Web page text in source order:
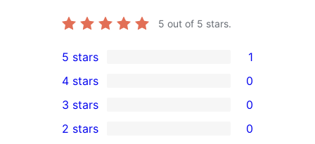
5 out of 5 stars.
1
5-
star
review
5 stars 1
4-
star
4 stars 0
0
3-
3 stars 0
2 stars 0